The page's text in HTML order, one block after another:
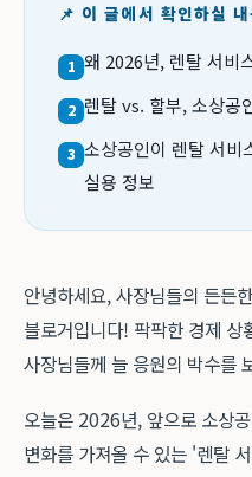
📌 이 글에서 확인하실
1 왜 2026년, 렌탈 서비
2 렌탈 vs. 할부, 소상공
3 소상공인이 렌탈 서비
실용 정보
안녕하세요, 사장님들의 든든
블로거입니다! 팍팍한 경제
사장님들께 늘 응원의 박수를
오늘은 2026년, 앞으로 소상
변화를 가져올 수 있는 '렌탈